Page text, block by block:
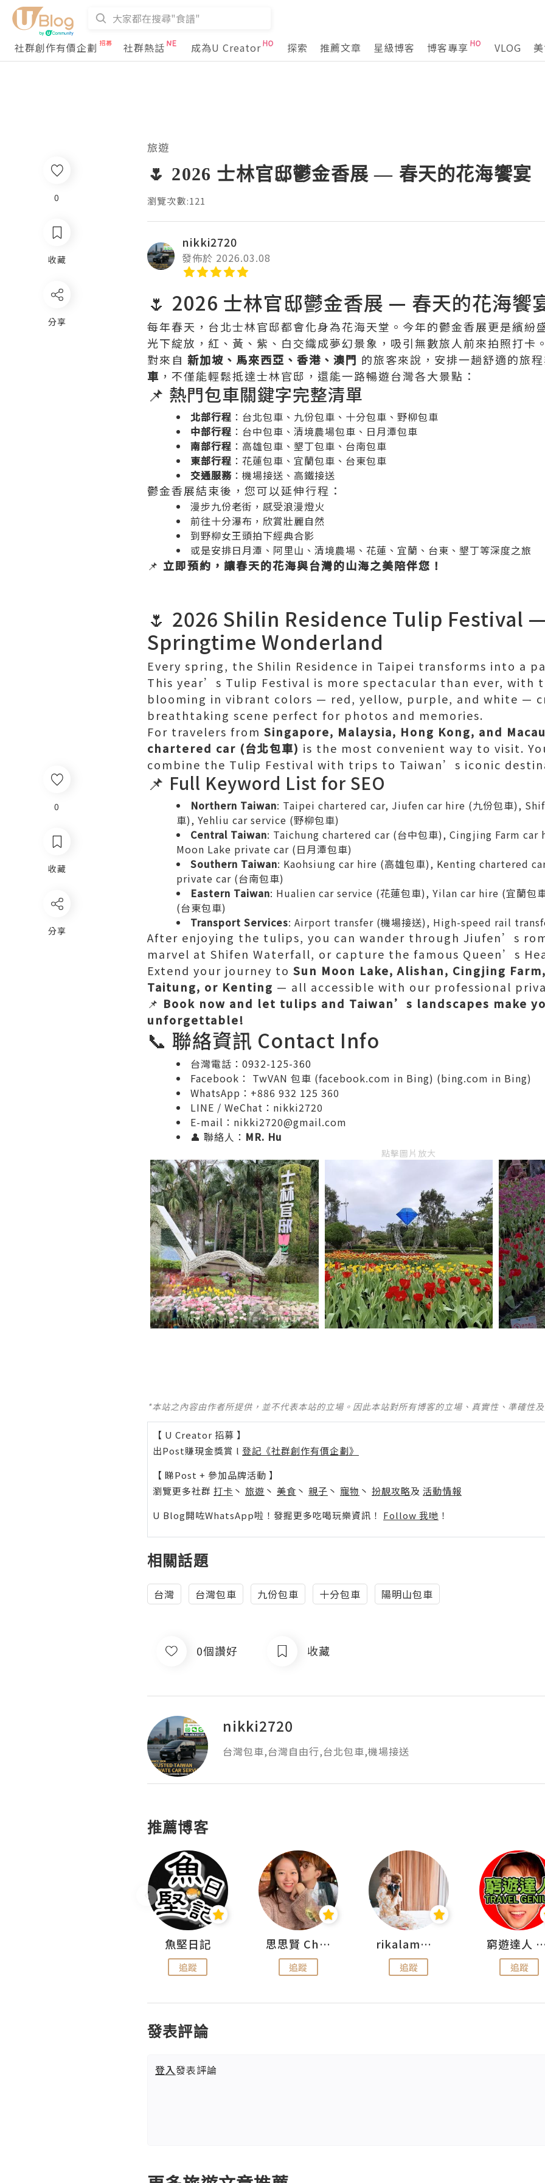
社群創作有價企劃 社群熱話 成為U Creator 探索 推薦文章 星級博客 博客專享 VLOG
0
收藏
分享
旅遊
🌷 2026 士林官邸鬱金香展 — 春天的花海饗宴
瀏覽次數:121
nikki2720
發佈於 2026.03.08
🌷 2026 士林官邸鬱金香展 — 春天的花海饗
每年春天，台北士林官邸都會化身為花海天堂。今年的鬱金香展更是繽紛
光下綻放，紅、黃、紫、白交織成夢幻景象，吸引無數旅人前來拍照打卡
對來自 新加坡、馬來西亞、香港、澳門 的旅客來說，安排一趟舒適的旅
車 ，不僅能輕鬆抵達士林官邸，還能一路暢遊台灣各大景點：
📌 熱門包車關鍵字完整清單
北部行程 ：台北包車、九份包車、十分包車、野柳包車
中部行程 ：台中包車、清境農場包車、日月潭包車
南部行程 ：高雄包車、墾丁包車、台南包車
東部行程 ：花蓮包車、宜蘭包車、台東包車
交通服務 ：機場接送、高鐵接送
鬱金香展結束後，您可以延伸行程：
漫步九份老街，感受浪漫燈火
前往十分瀑布，欣賞壯麗自然
到野柳女王頭拍下經典合影
或是安排日月潭、阿里山、清境農場、花蓮、宜蘭、台東、墾丁等深度之旅
📌 立即預約，讓春天的花海與台灣的山海之美陪伴您！
🌷 2026 Shilin Residence Tulip Festival
Springtime Wonderland
Every spring, the Shilin Residence in Taipei transforms into a
This year’s Tulip Festival is more spectacular than ever, with
blooming in vibrant colors — red, yellow, purple, and white —
breathtaking scene perfect for photos and memories.
For travelers from Singapore, Malaysia, Hong Kong, and
chartered car (台北包車) is the most convenient way to visit.
combine the Tulip Festival with trips to Taiwan’s iconic
📌 Full Keyword List for SEO
Northern Taiwan: Taipei chartered car, Jiufen car hire (九份包車),
車), Yehliu car service (野柳包車)
Central Taiwan: Taichung chartered car (台中包車), Cingjing Farm car
Moon Lake private car (日月潭包車)
Southern Taiwan: Kaohsiung car hire (高雄包車), Kenting chartered
private car (台南包車)
Eastern Taiwan: Hualien car service (花蓮包車), Yilan car hire (宜蘭
(台東包車)
Transport Services: Airport transfer (機場接送), High-speed rail
After enjoying the tulips, you can wander through Jiufen’s
marvel at Shifen Waterfall, or capture the famous Queen’s
Extend your journey to Sun Moon Lake, Alishan, Cingjing
Taitung, or Kenting — all accessible with our professional
📌 Book now and let tulips and Taiwan’s landscapes make
unforgettable!
📞 聯絡資訊 Contact Info
台灣電話：0932-125-360
Facebook： TwVAN 包車 (facebook.com in Bing) (bing.com in Bing)
WhatsApp：+886 932 125 360
LINE / WeChat：nikki2720
E-mail：nikki2720@gmail.com
👤 聯絡人： MR. Hu
點擊圖片放大
*本站之內容由作者所提供，並不代表本站的立場。因此本站對所有博客的立場、真實性、準確性
【 U Creator 招募 】
出Post賺現金獎賞 l 登記《社群創作有價企劃》
【 睇Post + 參加品牌活動 】
瀏覽更多社群 打卡 丶 旅遊 丶 美食 丶 親子 丶 寵物 丶 扮靚攻略及 活動情報
U Blog開咗WhatsApp啦！發掘更多吃喝玩樂資訊！ Follow 我哋 ！
相關話題
台灣 台灣包車 九份包車 十分包車 陽明山包車
0個讚好 收藏
nikki2720
台灣包車,台灣自由行,台北包車,機場接送
推薦博客
魚堅日記
追蹤
思思賢 ChillMyBabe
追蹤
rikalammm
追蹤
窮遊達人
追蹤
發表評論
登入發表評論
0
收藏
分享